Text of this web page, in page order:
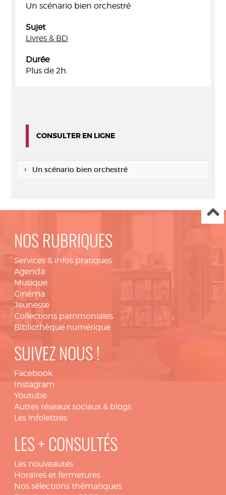
Un scénario bien orchestré
Sujet
Livres & BD
Durée
Plus de 2h.
CONSULTER EN LIGNE
Un scénario bien orchestré
NOS RUBRIQUES
Services & infos pratiques
Agenda
Musique
Cinéma
Jeunesse
Collections patrimoniales
Bibliothèque numérique
SUIVEZ NOUS !
Facebook
Instagram
Youtube
Autres réseaux sociaux & blogs
Les infolettres
LES + CONSULTÉS
Les nouveautés
Horaires et fermetures
Nos sélections thématiques